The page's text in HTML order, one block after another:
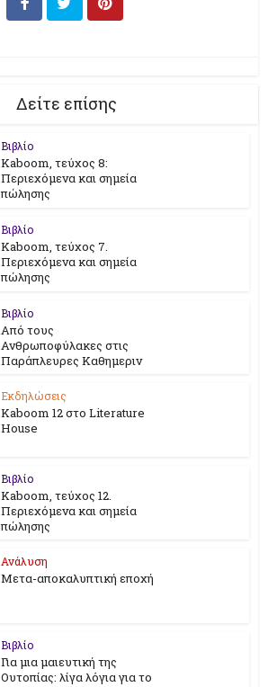
Δείτε επίσης
Βιβλίο
Kaboom, τεύχος 8:
Περιεχόμενα και σημεία
πώλησης
Βιβλίο
Kaboom, τεύχος 7.
Περιεχόμενα και σημεία
πώλησης
Βιβλίο
Από τους
Ανθρωποφύλακες στις
Παράπλευρες Καθημεριν
Εκδηλώσεις
Kaboom 12 στο Literature
House
Βιβλίο
Kaboom, τεύχος 12.
Περιεχόμενα και σημεία
πώλησης
Ανάλυση
Μετα-αποκαλυπτική εποχή
Βιβλίο
Για μια μαιευτική της
Ουτοπίας: λίγα λόγια για το